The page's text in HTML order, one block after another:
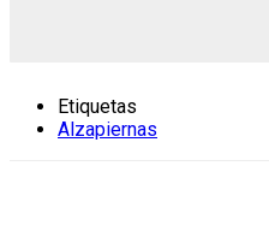
Etiquetas
Alzapiernas